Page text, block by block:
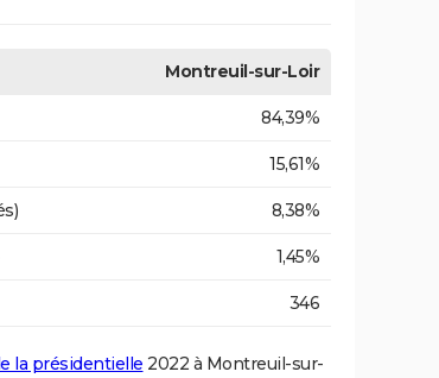
Montreuil-sur-Loir
84,39%
15,61%
8,38%
1,45%
346
la présidentielle 2022 à Montreuil-sur-